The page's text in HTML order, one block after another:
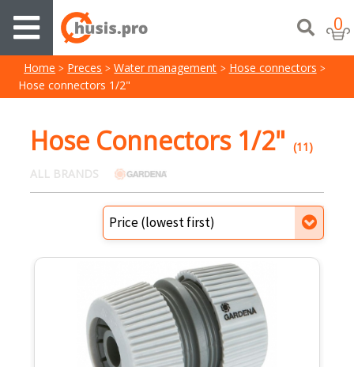
0
Home Preces Water management
Hose connectors
Hose connectors 1/2"
Hose Connectors 1/2" (11)
ALL BRANDS